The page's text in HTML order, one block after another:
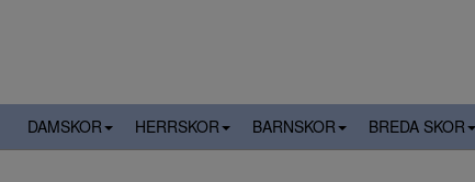
DAMSKOR HERRSKOR BARNSKOR BREDA SKOR